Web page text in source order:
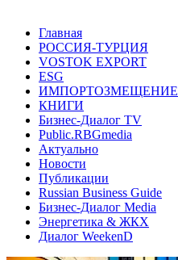
Главная
РОССИЯ-ТУРЦИЯ
VOSTOK EXPORT
ESG
ИМПОРТОЗМЕЩЕНИЕ
КНИГИ
Бизнес-Диалог TV
Public.RBGmedia
Актуально
Новости
Публикации
Russian Business Guide
Бизнес-Диалог Media
Энергетика & ЖКХ
Диалог WeekenD